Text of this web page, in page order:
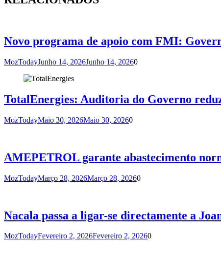
Novo programa de apoio com FMI:
MozTodayJunho 14, 2026Junho 14, 20260
TotalEnergies: Auditoria do Governo
MozTodayMaio 30, 2026Maio 30, 20260
AMEPETROL garante abastecimento
MozTodayMarço 28, 2026Março 28, 20260
Nacala passa a ligar-se directamente a
MozTodayFevereiro 2, 2026Fevereiro 2, 20260